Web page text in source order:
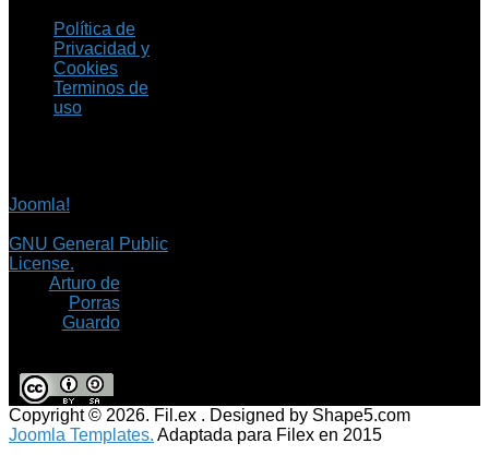
Política de
Privacidad y
Cookies
Terminos de
uso
Joomla!
GNU General Public
License.
Arturo de
Porras
Guardo
Copyright © 2026. Fil.ex . Designed by Shape5.com
Joomla Templates. Adaptada para Filex en 2015